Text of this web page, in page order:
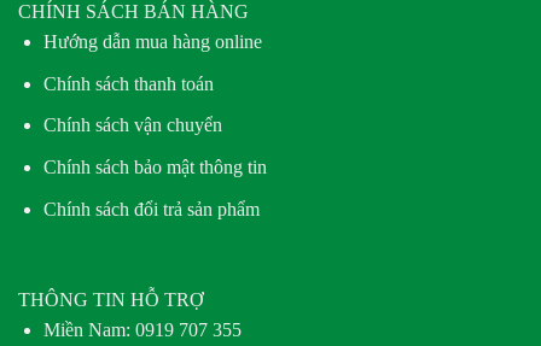
CHÍNH SÁCH BÁN HÀNG
Hướng dẫn mua hàng online
Chính sách thanh toán
Chính sách vận chuyển
Chính sách bảo mật thông tin
Chính sách đổi trả sản phẩm
THÔNG TIN HỖ TRỢ
Miền Nam: 0919 707 355